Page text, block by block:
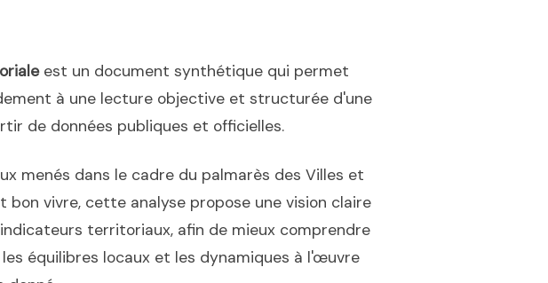
est un document synthétique qui permet
à une lecture objective et structurée d'une
de données publiques et officielles.
menés dans le cadre du palmarès des Villes et
bon vivre, cette analyse propose une vision claire
territoriaux, afin de mieux comprendre
équilibres locaux et les dynamiques à l'œuvre